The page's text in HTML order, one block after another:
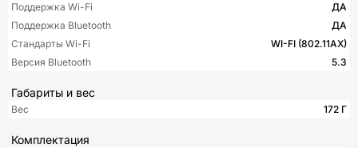
Поддержка Wi-Fi
ДА
Поддержка Bluetooth
ДА
Стандарты Wi-Fi
WI-FI (802.11​AX)
Версия Bluetooth
5.3
Габариты и вес
Вес 172 Г
Комплектация